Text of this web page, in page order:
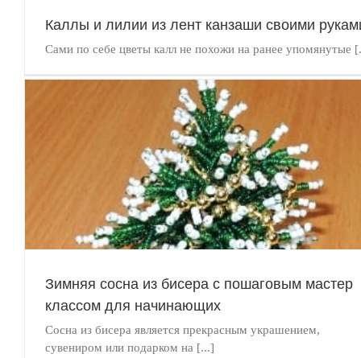
Каллы и лилии из лент канзаши своими
Сами по себе цветы калл не похожи на ранее упомянутые
Зимняя сосна из бисера с пошаговым мастер
классом для начинающих
Сосна из бисера является прекрасным украшением,
сувениром или подарком на [...]
Орнаменты и символы, их значение и история вышивания